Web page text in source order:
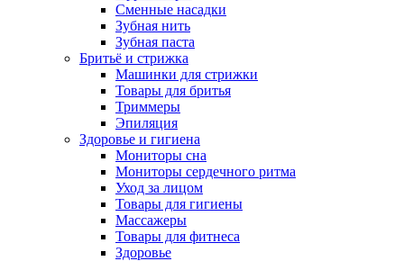
Сменные насадки
Зубная нить
Зубная паста
Бритьё и стрижка
Машинки для стрижки
Товары для бритья
Триммеры
Эпиляция
Здоровье и гигиена
Мониторы сна
Мониторы сердечного ритма
Уход за лицом
Товары для гигиены
Массажеры
Товары для фитнеса
Здоровье